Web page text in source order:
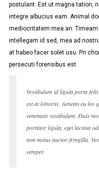
postulant. Est ut magna tation,
integre albucius eam. Animal
mediocritatem mea an.
intellegam id sed, mea ad
at habeo facer solet usu. Pri
persecuti forensibus est.
Vestibulum id ligula porta
est at lobortis. Aenean eu leo
venenatis vestibulum. Duis
porttitor ligula, eget lacinia
non metus auctor fringilla.
semper.